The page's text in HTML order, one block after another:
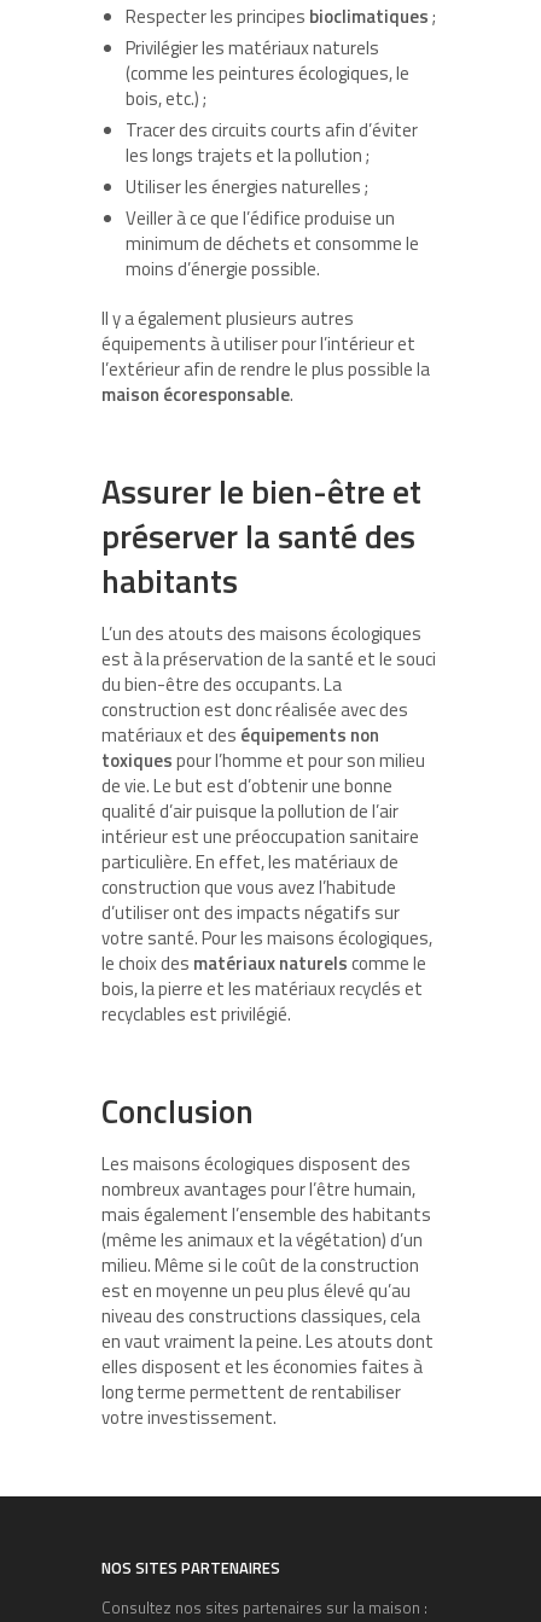
Respecter les principes bioclimatiques;
Privilégier les matériaux naturels
(comme les peintures écologiques, le
bois, etc.) ;
Tracer des circuits courts afin d’éviter
les longs trajets et la pollution ;
Utiliser les énergies naturelles ;
Veiller à ce que l’édifice produise un
minimum de déchets et consomme le
moins d’énergie possible.
Il y a également plusieurs autres
équipements à utiliser pour l’intérieur et
l’extérieur afin de rendre le plus possible la
maison écoresponsable.
Assurer le bien-être et
préserver la santé des
habitants
L’un des atouts des maisons écologiques
est à la préservation de la santé et le souci
du bien-être des occupants. La
construction est donc réalisée avec des
matériaux et des équipements non
toxiquespour l’homme et pour son milieu
de vie. Le but est d’obtenir une bonne
qualité d’air puisque la pollution de l’air
intérieur est une préoccupation sanitaire
particulière. En effet, les matériaux de
construction que vous avez l’habitude
d’utiliser ont des impacts négatifs sur
votre santé. Pour les maisons écologiques,
le choix des matériaux naturelscomme le
bois, la pierre et les matériaux recyclés et
recyclables est privilégié.
Conclusion
Les maisons écologiques disposent des
nombreux avantages pour l’être humain,
mais également l’ensemble des habitants
(même les animaux et la végétation) d’un
milieu. Même si le coût de la construction
est en moyenne un peu plus élevé qu’au
niveau des constructions classiques, cela
en vaut vraiment la peine. Les atouts dont
elles disposent et les économies faites à
long terme permettent de rentabiliser
votre investissement.
NOS SITES PARTENAIRES
Consultez nos sites partenaires sur la maison :